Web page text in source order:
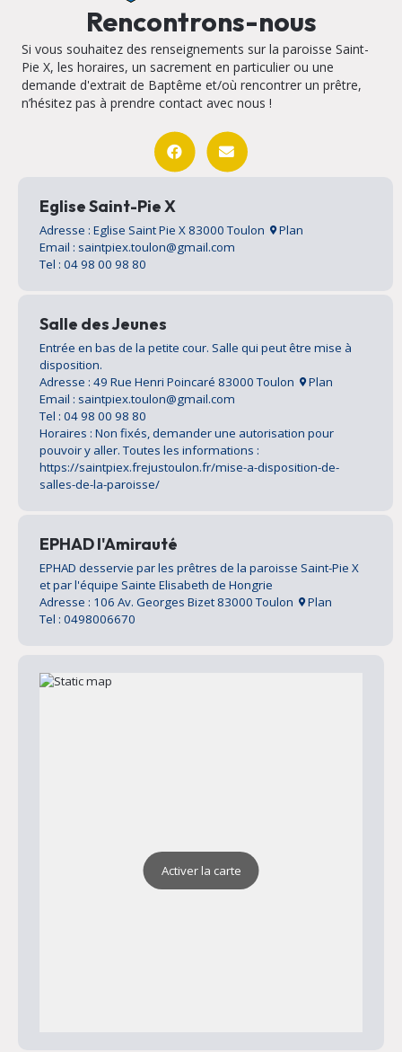
Rencontrons-nous
Si vous souhaitez des renseignements sur la paroisse Saint-
Pie X, les horaires, un sacrement en particulier ou une
demande d'extrait de Baptême et/où rencontrer un prêtre,
n’hésitez pas à prendre contact avec nous !
Eglise Saint-Pie X
Adresse : Eglise Saint Pie X 83000 Toulon
Plan
Email : saintpiex.toulon@gmail.com
Tel : 04 98 00 98 80
Salle des Jeunes
Entrée en bas de la petite cour. Salle qui peut être mise à
disposition.
Adresse : 49 Rue Henri Poincaré 83000 Toulon
Plan
Email : saintpiex.toulon@gmail.com
Tel : 04 98 00 98 80
Horaires : Non fixés, demander une autorisation pour
pouvoir y aller. Toutes les informations :
https://saintpiex.frejustoulon.fr/mise-a-disposition-de-
salles-de-la-paroisse/
EPHAD l'Amirauté
EPHAD desservie par les prêtres de la paroisse Saint-Pie X
et par l'équipe Sainte Elisabeth de Hongrie
Adresse : 106 Av. Georges Bizet 83000 Toulon
Plan
Tel : 0498006670
Activer la carte